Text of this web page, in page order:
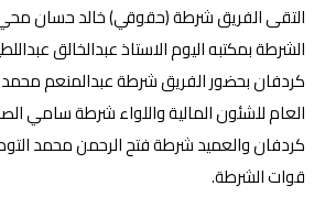
التقى الفريق شرطة (حقوقي) خالد حسان محي
الشرطة بمكتبه اليوم الاستاذ عبدالخالق
كردفان بحضور الفريق شرطة عبدالمنعم
العام للشئون المالية واللواء شرطة سامي
كردفان والعميد شرطة فتح الرحمن محمد
قوات الشرطة.